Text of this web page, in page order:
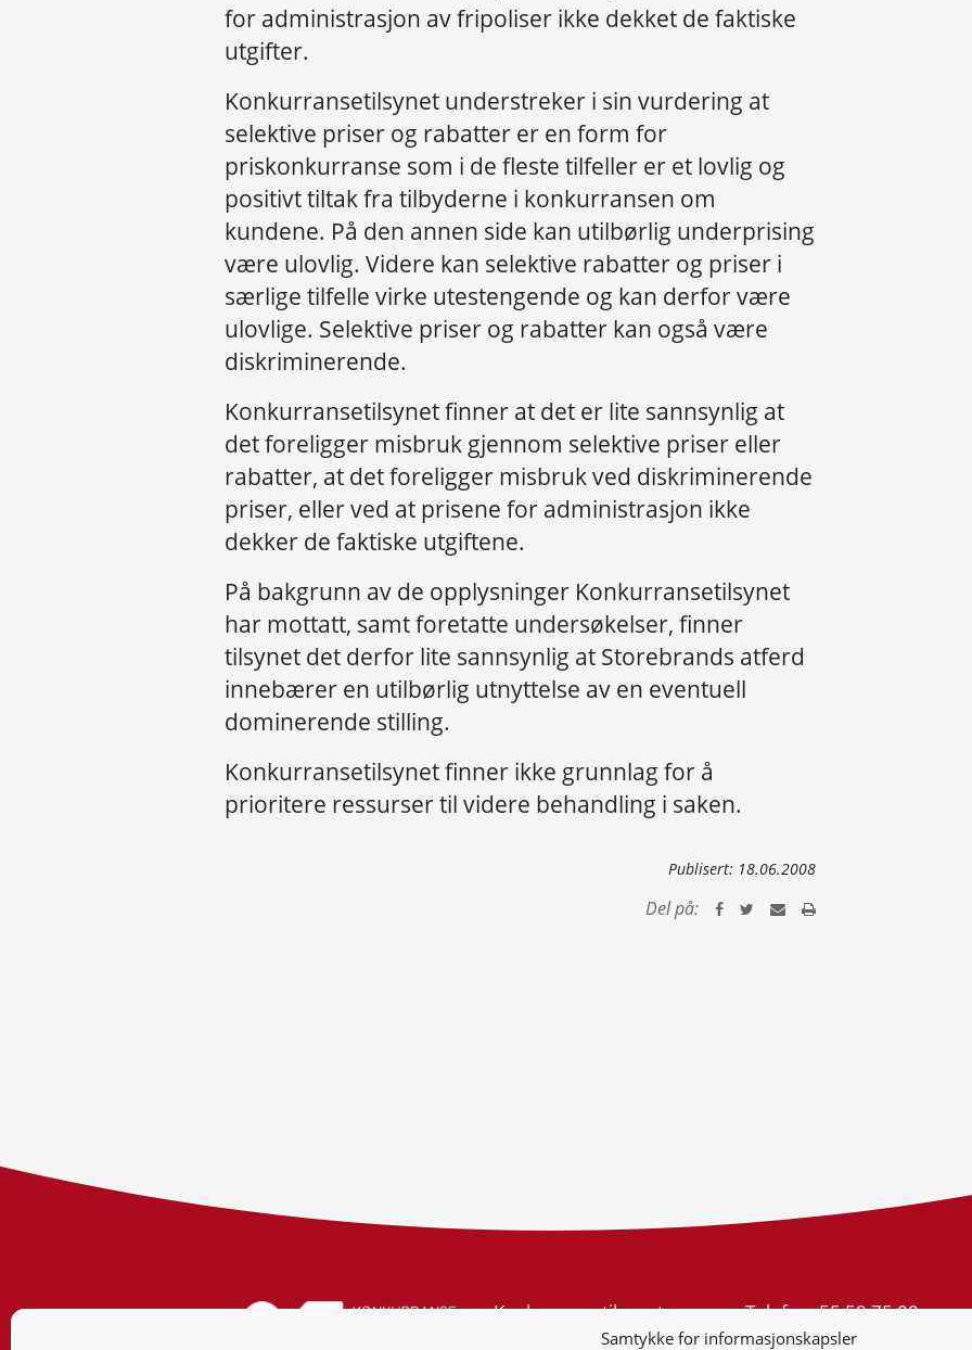
Samtykke for informasjonskapsler
for administrasjon av fripoliser ikke dekket de faktiske
utgifter.
Konkurransetilsynet understreker i sin vurdering at
selektive priser og rabatter er en form for
priskonkurranse som i de fleste tilfeller er et lovlig og
positivt tiltak fra tilbyderne i konkurransen om
kundene. På den annen side kan utilbørlig underprising
være ulovlig. Videre kan selektive rabatter og priser i
særlige tilfelle virke utestengende og kan derfor være
ulovlige. Selektive priser og rabatter kan også være
diskriminerende.
Konkurransetilsynet finner at det er lite sannsynlig at
det foreligger misbruk gjennom selektive priser eller
rabatter, at det foreligger misbruk ved diskriminerende
priser, eller ved at prisene for administrasjon ikke
dekker de faktiske utgiftene.
På bakgrunn av de opplysninger Konkurransetilsynet
har mottatt, samt foretatte undersøkelser, finner
tilsynet det derfor lite sannsynlig at Storebrands atferd
innebærer en utilbørlig utnyttelse av en eventuell
dominerende stilling.
Konkurransetilsynet finner ikke grunnlag for å
prioritere ressurser til videre behandling i saken.
Publisert: 18.06.2008
Del på:
Konkurransetilsynet
Postboks 439 Sentrum
Telefon:55 59 75 00
E-post:post@kt.no